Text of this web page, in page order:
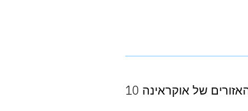
האזורים של אוקראינה